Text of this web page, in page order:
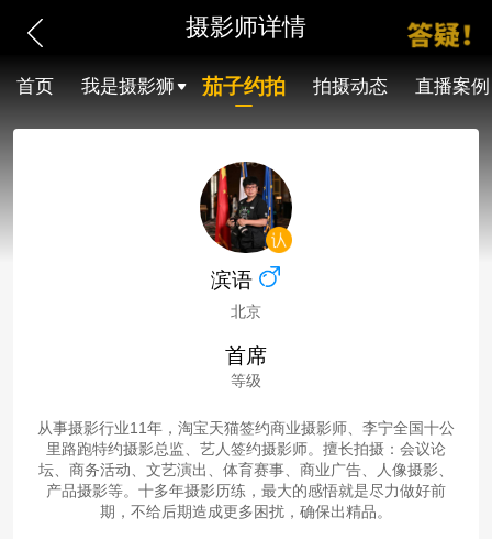
摄影师详情
首页 我是摄影狮 茄子约拍 拍摄动态 直播案例
滨语
北京
首席
等级
从事摄影行业11年，淘宝天猫签约商业摄影师、李宁全国十公
里路跑特约摄影总监、艺人签约摄影师。擅长拍摄：会议论
坛、商务活动、文艺演出、体育赛事、商业广告、人像摄影、
产品摄影等。十多年摄影历练，最大的感悟就是尽力做好前
期，不给后期造成更多困扰，确保出精品。